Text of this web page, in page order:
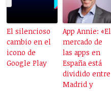
El silencioso
cambio en el
icono de
Google Play
App Annie: «El
mercado de
las apps en
España está
dividido entre
Madrid y